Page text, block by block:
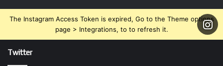
The Instagram Access Token is expired, Go to the Theme options
page > Integrations, to to refresh it.
Twitter